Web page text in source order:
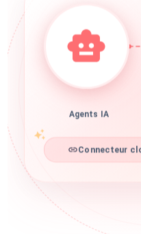
Agents IA
Connecteur